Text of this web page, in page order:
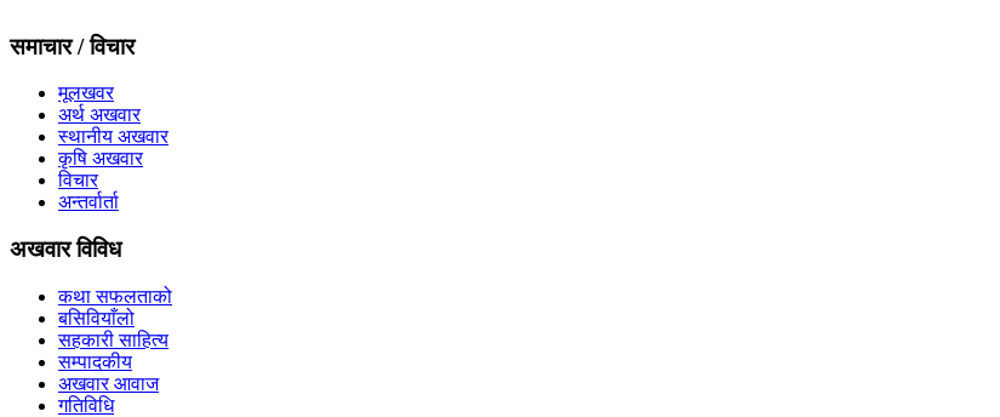
समाचार / विचार
मूलखवर
अर्थ अखवार
स्थानीय अखवार
कृषि अखवार
विचार
अन्तर्वार्ता
अखवार विविध
कथा सफलताको
बसिवियाँलो
सहकारी साहित्य
सम्पादकीय
अखवार आवाज
गतिविधि